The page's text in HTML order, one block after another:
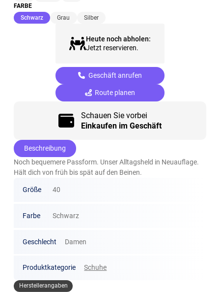
FARBE
Schwarz(ausgewählt)
Grau Silber
Heute noch abholen:
Jetzt reservieren.
Geschäft anrufen
Route planen
Schauen Sie vorbei
Einkaufen im Geschäft
Beschreibung
Noch bequemere Passform. Unser Alltagsheld in Neuauflage.
Hält dich von früh bis spät auf den Beinen.
Größe 40
Farbe Schwarz
Geschlecht Damen
Produktkategorie Schuhe
Herstellerangaben